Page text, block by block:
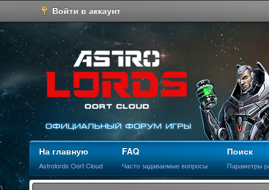
Войти в аккаунт
На главную
Astrolords Oort Cloud
FAQ
Часто задаваемые вопросы
Поиск
Параметры